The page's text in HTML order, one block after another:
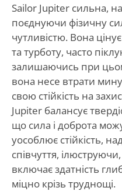
Sailor Jupiter сильна,
поєднуючи фізичну
чутливістю. Вона
та турботу, часто
залишаючись при
вона несе втрати
свою стійкість на
Jupiter балансує
що сила і доброта
уособлює стійкість,
співчуття,
включає здатність
міцно крізь труднощі.